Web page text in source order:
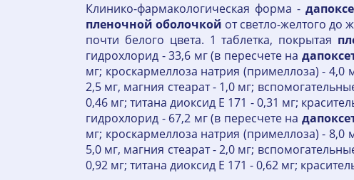
Клинико-фармакологическая форма -
пленочной оболочкой от светло-желтого до
почти белого цвета. 1 таблетка, покрытая
гидрохлорид - 33,6 мг (в пересчете на
мг; кроскармеллоза натрия (примеллоза) -
2,5 мг, магния стеарат - 1,0 мг;
0,46 мг; титана диоксид Е 171 - 0,31 мг;
гидрохлорид - 67,2 мг (в пересчете на
мг; кроскармеллоза натрия (примеллоза) -
5,0 мг, магния стеарат - 2,0 мг;
0,92 мг; титана диоксид Е 171 - 0,62 мг;